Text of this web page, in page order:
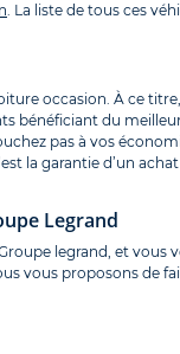
. La liste de tous ces
occasion. À ce
bénéficiant du
pas à vos
la garantie d’un achat
Legrand
legrand, et
vous proposons de